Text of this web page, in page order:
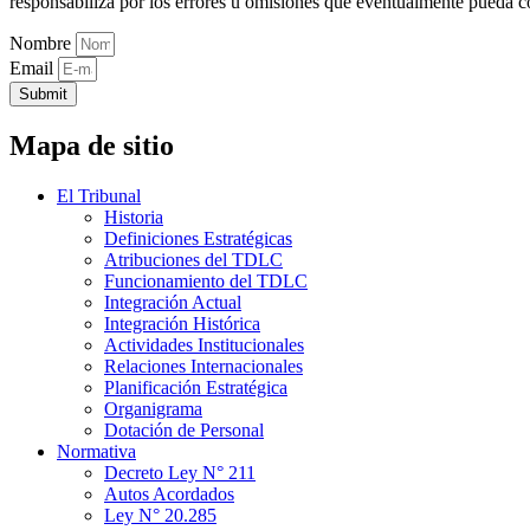
Nombre
Email
Submit
Mapa de sitio
El Tribunal
Historia
Definiciones Estratégicas
Atribuciones del TDLC
Funcionamiento del TDLC
Integración Actual
Integración Histórica
Actividades Institucionales
Relaciones Internacionales
Planificación Estratégica
Organigrama
Dotación de Personal
Normativa
Decreto Ley N° 211
Autos Acordados
Ley N° 20.285